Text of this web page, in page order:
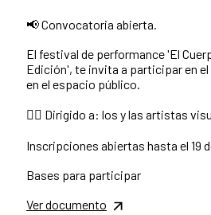
📢 Convocatoria abierta.
El festival de performance 'El
Edición', te invita a participar en
en el espacio público.
👉🏻 Dirigido a: los y las artistas
Inscripciones abiertas hasta el 19
Bases para participar
Ver documento